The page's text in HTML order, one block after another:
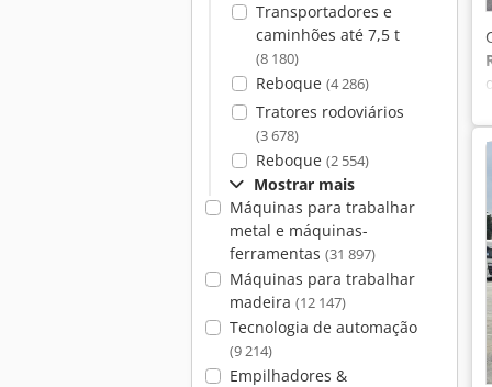
Transportadores e
caminhões até 7,5 t
(8 180)
Reboque (4 286)
Tratores rodoviários
(3 678)
Reboque (2 554)
Mostrar mais
Máquinas para trabalhar
metal e máquinas-
ferramentas (31 897)
Máquinas para trabalhar
madeira (12 147)
Tecnologia de automação
(9 214)
Empilhadores &